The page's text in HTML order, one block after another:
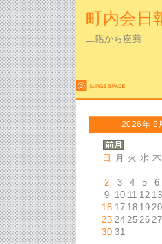
町内会日
二階から座薬
2026年 8
日 月 火 水 木
2
3 4 5 6
9 10 11 12 13
16 17 18 19 20
23 24 25 26 27
30 31